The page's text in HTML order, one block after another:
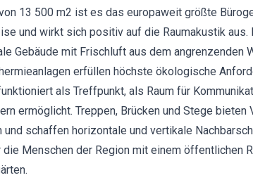
13 500 m2 ist es das europaweit größte
und wirkt sich positiv auf die Raumakustik
Gebäude mit Frischluft aus dem
erfüllen höchste ökologische
als Treffpunkt, als Raum für
ermöglicht. Treppen, Brücken und Stege
schaffen horizontale und vertikale
Menschen der Region mit einem öffentlichen